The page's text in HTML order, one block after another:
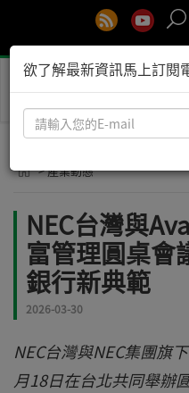
> 產業動態
NEC台灣與
富管理圓桌
銀行新典範
2026-03-30
NEC台灣與NEC集團旗
月18日在台北共同舉辦
欲了解最新資訊馬上訂閱
請
輸
您
E-
mail